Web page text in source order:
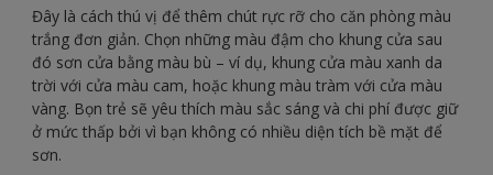
Đây là cách thú vị để thêm chút rực rỡ cho căn phòng màu
trắng đơn giản. Chọn những màu đậm cho khung cửa sau
đó sơn cửa bằng màu bù – ví dụ, khung cửa màu xanh da
trời với cửa màu cam, hoặc khung màu tràm với cửa màu
vàng. Bọn trẻ sẽ yêu thích màu sắc sáng và chi phí được giữ
ở mức thấp bởi vì bạn không có nhiều diện tích bề mặt để
sơn.